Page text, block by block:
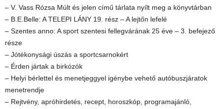
– V. Vass Rózsa Múlt és jelen című tárlata nyílt meg a könyvtárban
– B.E.Belle: A TELEPI LÁNY 19. rész – A lejtőn lefelé
– Szentes anno: A sport szentesi fellegvárának 25 éve – 3. befejező
része
– Jótékonysági úszás a sportcsarnokért
– Érden jártak a birkózók
– Helyi bérlettel és menetjeggyel igénybe vehető autóbuszjáratok
menetrendje
– Rejtvény, apróhirdetés, recept, horoszkóp, programajánló,